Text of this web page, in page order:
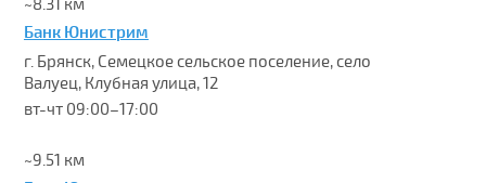
~8.31 км
Банк Юнистрим
г. Брянск, Семецкое сельское поселение, село
Валуец, Клубная улица, 12
вт-чт 09:00–17:00
~9.51 км